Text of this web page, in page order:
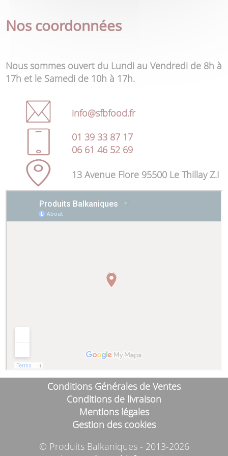
1*14
1,2 € TTC
Argeta Poulet 95g
1,2 € TTC
Argeta Thon Piquant 95g
1*14
Nos coordonnées
Nous sommes ouvert du Lundi au Vendredi de 8h à
17h et le Samedi de 10h à 17h.
info@sfbfood.fr
01 39 33 87 17
06 61 46 52 69
13 Avenue Flore 95500 Le Thillay Z.I
Conditions Générales de Ventes
Conditions de livraison
Mentions légales
Gestion des cookies
© Produits Balkaniques - 2013-2026